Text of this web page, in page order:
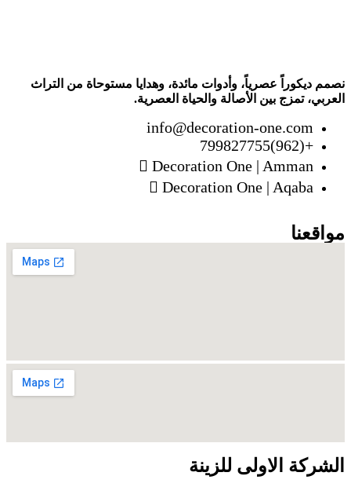
نصمم ديكوراً عصرياً، وأدوات مائدة، وهدايا مستوحاة من التراث
العربي، تمزج بين الأصالة والحياة العصرية.
info@decoration-one.com
+(962)799827755
Decoration One | Amman
Decoration One | Aqaba
مواقعنا
الشركة الاولى للزينة